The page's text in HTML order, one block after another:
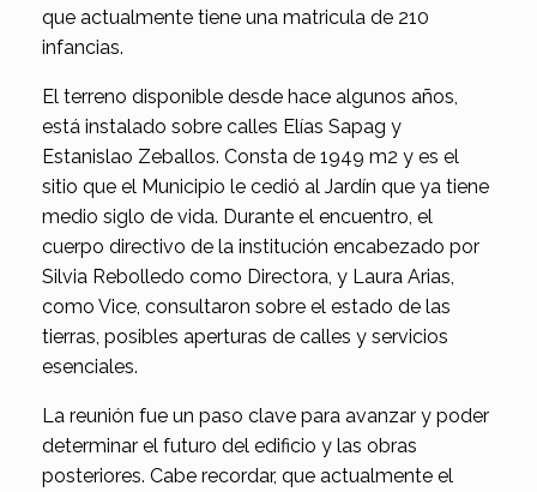
que actualmente tiene una matricula de 210
infancias.
El terreno disponible desde hace algunos años,
está instalado sobre calles Elías Sapag y
Estanislao Zeballos. Consta de 1949 m2 y es el
sitio que el Municipio le cedió al Jardín que ya tiene
medio siglo de vida. Durante el encuentro, el
cuerpo directivo de la institución encabezado por
Silvia Rebolledo como Directora, y Laura Arias,
como Vice, consultaron sobre el estado de las
tierras, posibles aperturas de calles y servicios
esenciales.
La reunión fue un paso clave para avanzar y poder
determinar el futuro del edificio y las obras
posteriores. Cabe recordar, que actualmente el